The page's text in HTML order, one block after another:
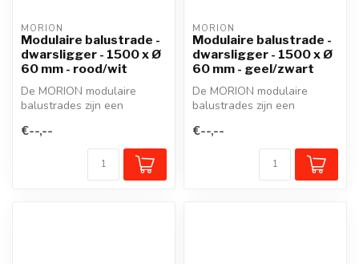
MORION
Modulaire balustrade -
dwarsligger - 1500 x Ø
60 mm - rood/wit
De MORION modulaire
balustrades zijn een
een modulai...
€--,--
MORION
Modulaire balustrade -
dwarsligger - 1500 x Ø
60 mm - geel/zwart
De MORION modulaire
balustrades zijn een
een modulai...
€--,--